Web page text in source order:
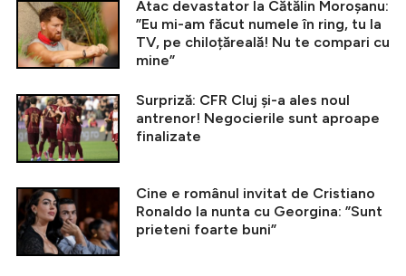
Atac devastator la Cătălin Moroșanu:
”Eu mi-am făcut numele în ring, tu la
TV, pe chiloțăreală! Nu te compari cu
mine”
Surpriză: CFR Cluj și-a ales noul
antrenor! Negocierile sunt aproape
finalizate
Cine e românul invitat de Cristiano
Ronaldo la nunta cu Georgina: ”Sunt
prieteni foarte buni”